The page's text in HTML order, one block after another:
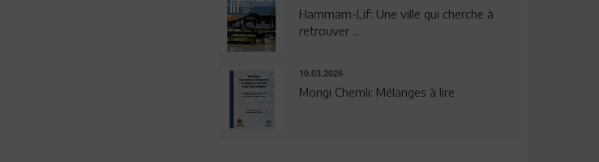
Hammam-Lif: Une ville qui cherche à
retrouver ...
10.03.2026
Mongi Chemli: Mélanges à lire